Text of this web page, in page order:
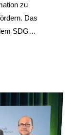
zu
Das
SDG…